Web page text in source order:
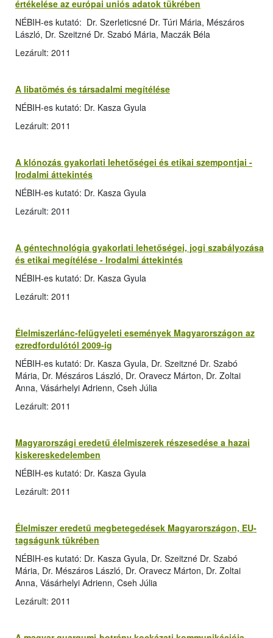
értékelése az európai uniós adatok tükrében
NÉBIH-es kutató: Dr. Szerleticsné Dr. Túri Mária, Mészáros
László, Dr. Szeitzné Dr. Szabó Mária, Maczák Béla
Lezárult: 2011
A libatömés és társadalmi megítélése
NÉBIH-es kutató: Dr. Kasza Gyula
Lezárult: 2011
A klónozás gyakorlati lehetőségei és etikai szempontjai -
Irodalmi áttekintés
NÉBIH-es kutató: Dr. Kasza Gyula
Lezárult: 2011
A géntechnológia gyakorlati lehetőségei, jogi szabályozása
és etikai megítélése - Irodalmi áttekintés
NÉBIH-es kutató: Dr. Kasza Gyula
Lezárult: 2011
Élelmiszerlánc-felügyeleti események Magyarországon az
ezredfordulótól 2009-ig
NÉBIH-es kutató: Dr. Kasza Gyula, Dr. Szeitzné Dr. Szabó
Mária, Dr. Mészáros László, Dr. Oravecz Márton, Dr. Zoltai
Anna, Vásárhelyi Adrienn, Cseh Júlia
Lezárult: 2011
Magyarországi eredetű élelmiszerek részesedése a hazai
kiskereskedelemben
NÉBIH-es kutató: Dr. Kasza Gyula
Lezárult: 2011
Élelmiszer eredetű megbetegedések Magyarországon, EU-
tagságunk tükrében
NÉBIH-es kutató: Dr. Kasza Gyula, Dr. Szeitzné Dr. Szabó
Mária, Dr. Mészáros László, Dr. Oravecz Márton, Dr. Zoltai
Anna, Vásárhelyi Adrienn, Cseh Júlia
Lezárult: 2011